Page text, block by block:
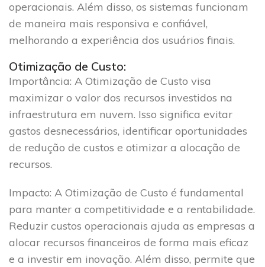
operacionais. Além disso, os sistemas funcionam
de maneira mais responsiva e confiável,
melhorando a experiência dos usuários finais.
Otimização de Custo:
Importância: A Otimização de Custo visa
maximizar o valor dos recursos investidos na
infraestrutura em nuvem. Isso significa evitar
gastos desnecessários, identificar oportunidades
de redução de custos e otimizar a alocação de
recursos.
Impacto: A Otimização de Custo é fundamental
para manter a competitividade e a rentabilidade.
Reduzir custos operacionais ajuda as empresas a
alocar recursos financeiros de forma mais eficaz
e a investir em inovação. Além disso, permite que